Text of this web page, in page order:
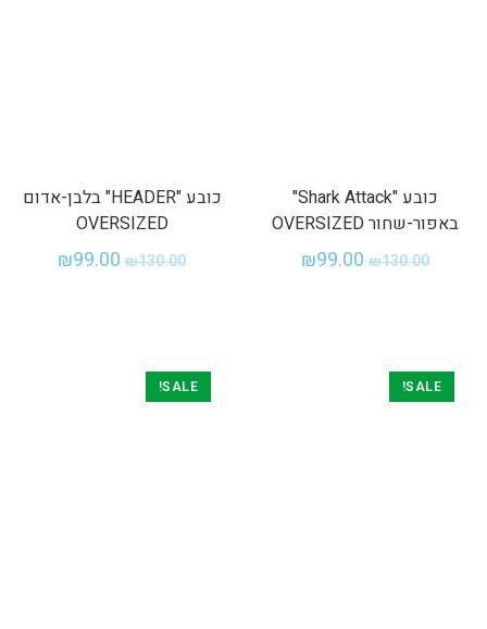
כובע "Shark Attack"
באפור-שחור OVERSIZED
₪130.00
₪99.00
כובע "HEADER" בלבן-אדום
OVERSIZED
₪130.00
₪99.00
SALE!
SALE!